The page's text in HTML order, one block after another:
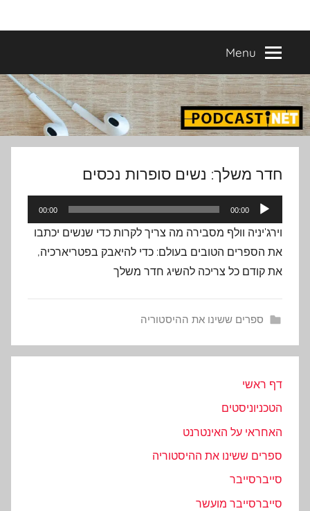
to
content
פודקאסטים
נבחרים
בהפקת
פודקאסטיקו
PODCASTI.CO
מעולים
–
פודקאסטיקו
Menu
חדר משלך: נשים סופרות נכסים
אודיו
00:00
00:00
וירג'יניה וולף מסבירה מה צריך לקרות כדי שנשים יכתבו
את הספרים הטובים בעולם: כדי להיאבק בפטריארכיה,
את קודם כל צריכה להשיג חדר משלך
ספרים ששינו את ההיסטוריה
דף ראשי
הטכניוניסטים
האחראי על האינטרנט
ספרים ששינו את ההיסטוריה
סייברסייבר
סייברסייבר מועשר